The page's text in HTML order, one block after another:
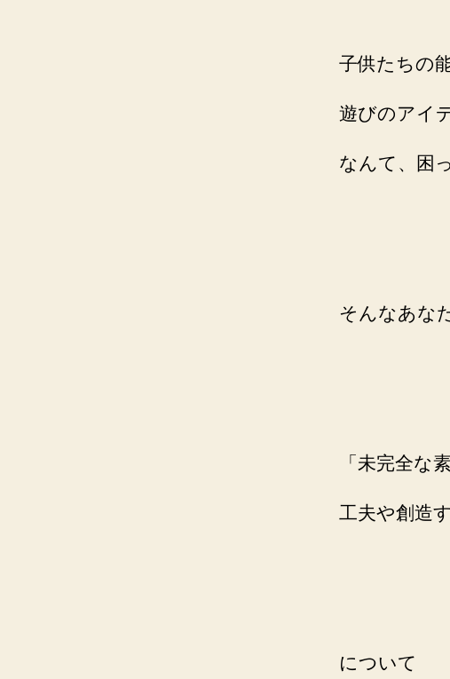
子供たちの
遊びのアイ
なんて、困
そんなあな
「未完全な
工夫や創造
について